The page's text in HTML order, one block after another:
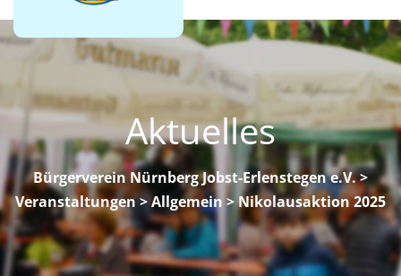
Aktuelles
Bürgerverein Nürnberg Jobst-Erlenstegen e.V.>
Veranstaltungen>Allgemein > Nikolausaktion 2025